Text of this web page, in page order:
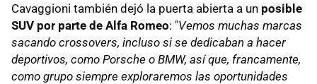
Cavaggioni también dejó la puerta abierta a un posible
SUV por parte de Alfa Romeo: "Vemos muchas marcas
sacando crossovers, incluso si se dedicaban a hacer
deportivos, como Porsche o BMW, así que, francamente,
como grupo siempre exploraremos las oportunidades